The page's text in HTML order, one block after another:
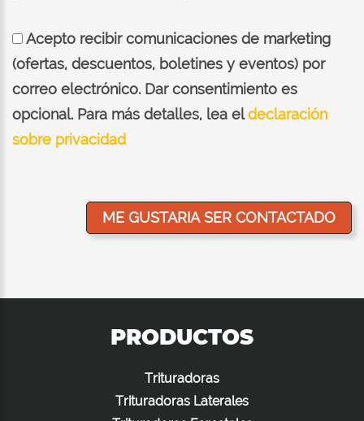
Acepto recibir comunicaciones de marketing
(ofertas, descuentos, boletines y eventos) por
correo electrónico. Dar consentimiento es
opcional. Para más detalles, lea eldeclaración
sobre privacidad
PRODUCTOS
Trituradoras
Trituradoras Laterales